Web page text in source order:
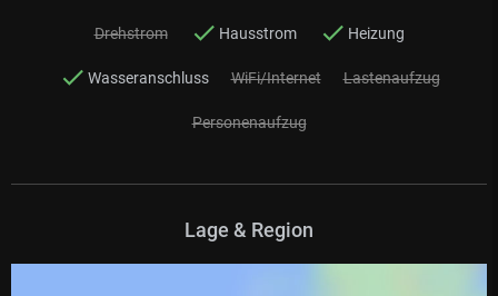
Drehstrom Hausstrom Heizung
Wasseranschluss WiFi/Internet Lastenaufzug
Personenaufzug
Lage & Region